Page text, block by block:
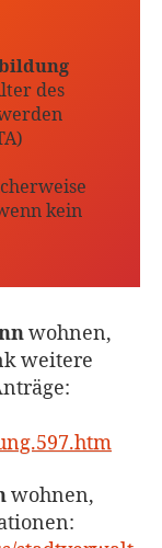
des
kein
wohnen,
weitere
wohnen,